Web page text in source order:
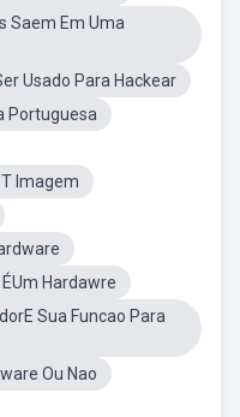
Saem Em Uma
Usado Para Hackear
Portuguesa
Imagem
ÉUm Hardawre
Sua Funcao Para
Ou Nao